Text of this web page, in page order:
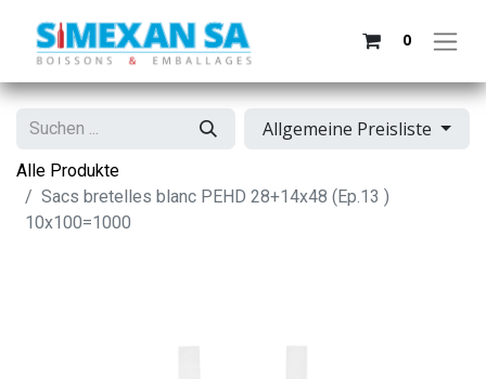
0
Allgemeine Preisliste
Alle Produkte
Sacs bretelles blanc PEHD 28+14x48 (Ep.13 )
10x100=1000